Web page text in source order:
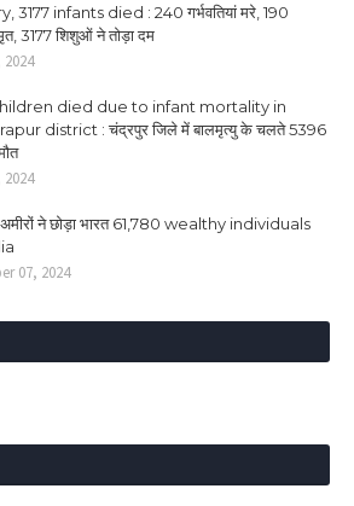
3177 infants died : 240 गर्भवतियां मरे, 190
3177 शिशुओं ने तोड़ा दम
died due to infant mortality in
district : चंद्रपुर जिले में बालमृत्यु के चलते 5396
ने छोड़ा भारत 61,780 wealthy individuals
07, 2024